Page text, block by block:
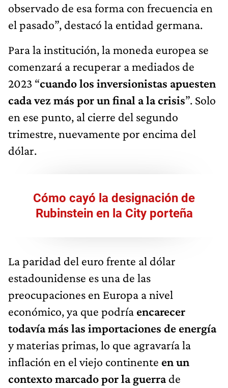
observado de esa forma con frecuencia en
el pasado”, destacó la entidad germana.
Para la institución, la moneda europea se
comenzará a recuperar a mediados de
2023 “cuando los inversionistas apuesten
cada vez más por un final a la crisis”. Solo
en ese punto, al cierre del segundo
trimestre, nuevamente por encima del
dólar.
Cómo cayó la designación de
Rubinstein en la City porteña
La paridad del euro frente al dólar
estadounidense es una de las
preocupaciones en Europa a nivel
económico, ya que podría encarecer
todavía más las importaciones de energía
y materias primas, lo que agravaría la
inflación en el viejo continente en un
contexto marcado por la guerrade